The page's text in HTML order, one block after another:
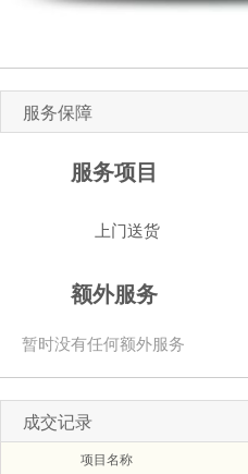
服务保障
服务项目
上门送货
额外服务
暂时没有任何额外服务
成交记录
项目名称